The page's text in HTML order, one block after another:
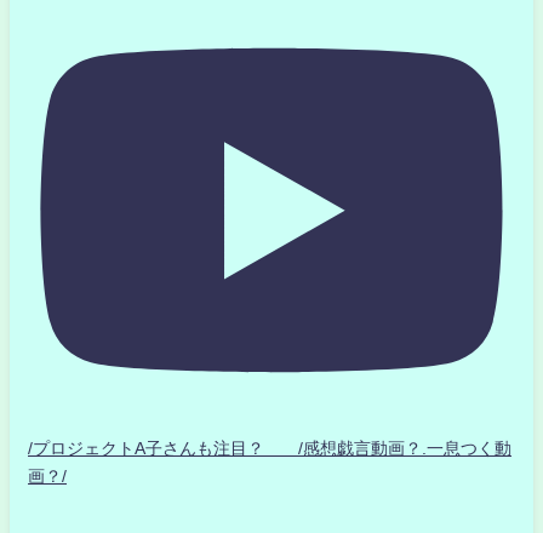
/プロジェクトA子さんも注目？ /感想戯言動画？.一息つく動
画？/